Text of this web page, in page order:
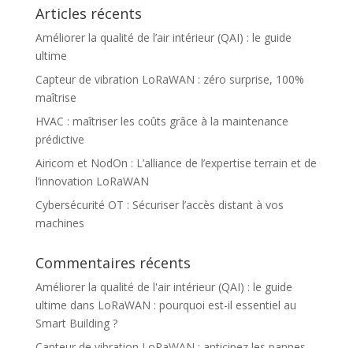
Articles récents
Améliorer la qualité de l’air intérieur (QAI) : le guide
ultime
Capteur de vibration LoRaWAN : zéro surprise, 100%
maîtrise
HVAC : maîtriser les coûts grâce à la maintenance
prédictive
Airicom et NodOn : L’alliance de l’expertise terrain et de
l’innovation LoRaWAN
Cybersécurité OT : Sécuriser l’accès distant à vos
machines
Commentaires récents
Améliorer la qualité de l'air intérieur (QAI) : le guide
ultime dans LoRaWAN : pourquoi est-il essentiel au
Smart Building ?